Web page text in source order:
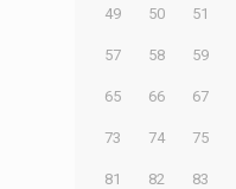
49 50 51
57 58 59
65 66 67
73 74 75
81 82 83